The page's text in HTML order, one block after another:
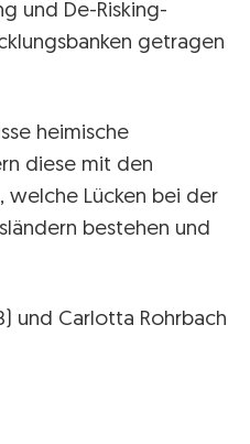
und De-Risking-
getragen
heimische
diese mit den
Lücken bei der
bestehen und
und Carlotta Rohrbach